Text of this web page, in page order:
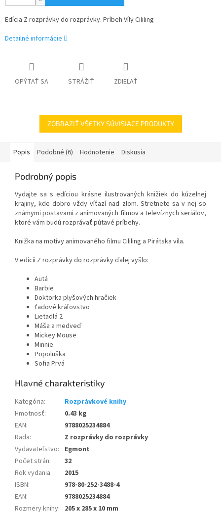
Edícia Z rozprávky do rozprávky. Príbeh Víly Cililing
Detailné informácie
OPÝTAŤ SA STRÁŽIŤ ZDIEĽAŤ
ZOBRAZIŤ VŠETKY SÚVISIACE PRODUKTY
Popis Podobné (6) Hodnotenie Diskusia
Podrobný popis
Vydajte sa s edíciou krásne ilustrovaných knižiek do kúzelnej
krajiny, kde dobro vždy víťazí nad zlom. Stretnete sa v nej so
známymi postavami z animovaných filmov a televíznych seriálov,
ktoré vám budú rozprávať pútavé príbehy.
Knižka na motívy animovaného filmu Cililing a Pirátska víla.
V edícii Z rozprávky do rozprávky ďalej vyšlo:
Autá
Barbie
Doktorka plyšových hračiek
Ľadové kráľovstvo
Lietadlá 2
Máša a medveď
Mickey Mouse
Minnie
Popoluška
Sofia Prvá
Kategória:
Rozprávkové knihy
Hmotnosť:
0.43 kg
EAN:
9788025234884
Rada:
Z rozprávky do rozprávky
Vydavateľstvo:
Egmont
Počet strán:
32
Rok vydania:
2015
ISBN:
978-80-252-3488-4
EAN:
9788025234884
Rozmery knihy: 205 x 285 x 10 mm